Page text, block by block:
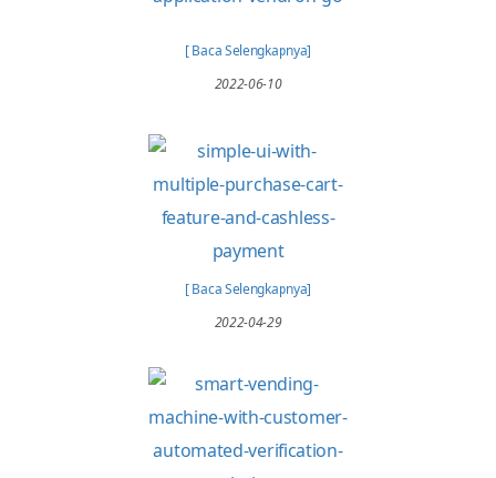
[ Baca Selengkapnya]